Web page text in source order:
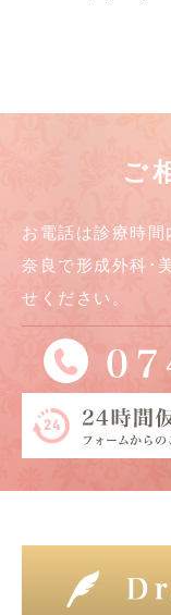
ご
お電話は診療時間
奈良で形成外科･
せください。